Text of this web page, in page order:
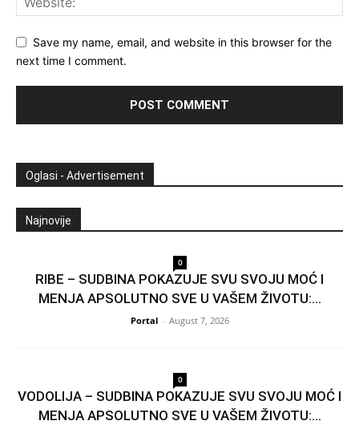
Save my name, email, and website in this browser for the
next time I comment.
Oglasi - Advertisement
Najnovije
0
RIBE – SUDBINA POKAZUJE SVU SVOJU MOĆ I
MENJA APSOLUTNO SVE U VAŠEM ŽIVOTU:...
Portal - August 7, 2026
0
VODOLIJA – SUDBINA POKAZUJE SVU SVOJU MOĆ I
MENJA APSOLUTNO SVE U VAŠEM ŽIVOTU:...